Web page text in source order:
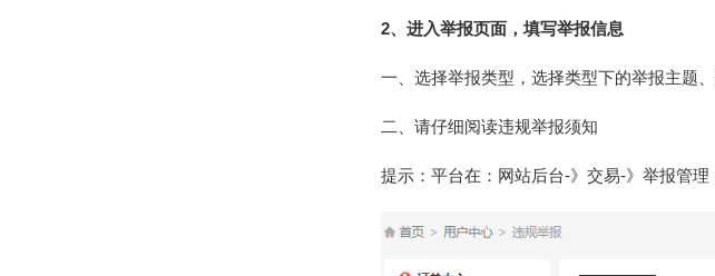
2、进入举报页面，填写举报信息
一、选择举报类型，选择类型下的举报主题
二、请仔细阅读违规举报须知
提示：平台在：网站后台-》交易-》举报管